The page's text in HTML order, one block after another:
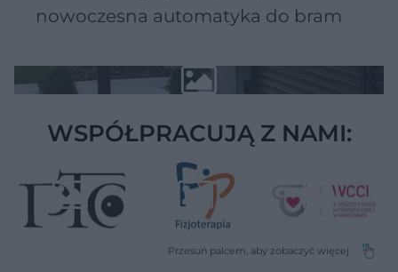
nowoczesna automatyka do bram
WSPÓŁPRACUJĄ Z NAMI: